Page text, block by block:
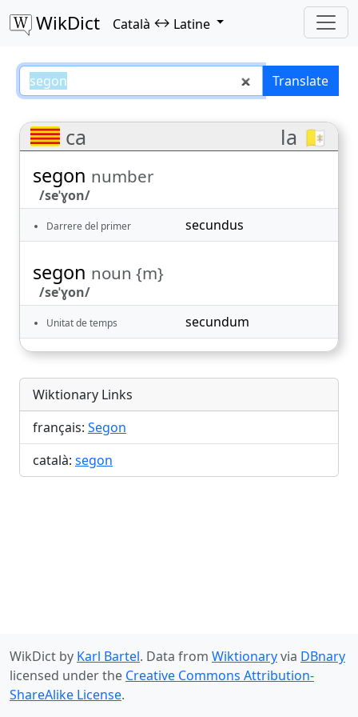
WikDict Català ↔ Latine
segon – Català–Latine Translate
ca la 🇻🇦
segon number
/seˈɣon/
Darrere del primer secundus
segon noun {m}
/seˈɣon/
Unitat de temps secundum
Wiktionary Links
français: Segon
català: segon
WikDict by Karl Bartel. Data from Wiktionaryvia DBnary
licensed under the Creative Commons Attribution-
ShareAlike License.